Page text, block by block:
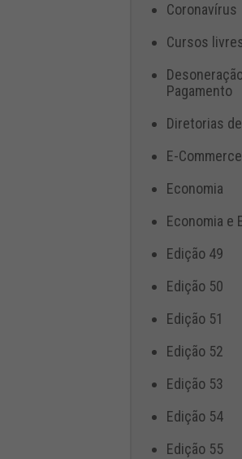
Coronavírus
Cursos
Pagamento
Diretorias
E-Commerce
Economia
Economia e
Edição 49
Edição 50
Edição 51
Edição 52
Edição 53
Edição 54
Edição 55